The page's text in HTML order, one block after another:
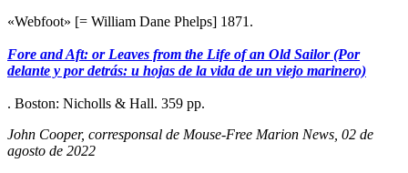
«Webfoot» [= William Dane Phelps] 1871.
Fore and Aft: or Leaves from the Life of an Old Sailor (Por
delante y por detrás: u hojas de la vida de un viejo marinero)
. Boston: Nicholls & Hall. 359 pp.
John Cooper, corresponsal de Mouse-Free Marion News, 02 de
agosto de 2022